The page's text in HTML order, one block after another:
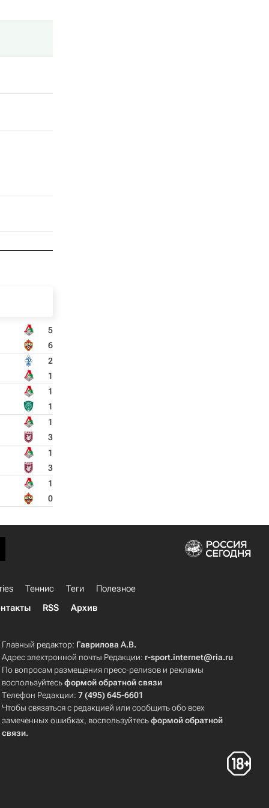
5
6
2
1
1
1
1
3
1
3
1
0
Теннис Теги
Полезное
RSS Архив
Главный редактор: Гаврилова А.В.
Адрес электронной почты Редакции: r-sport.internet@ria.ru
По вопросам размещения пресс-релизов и рекламы
воспользуйтесьформой обратной связи
Телефон Редакции:7 (495) 645-6601
Чтобы связаться с редакцией или сообщить обо всех
замеченных ошибках, воспользуйтесьформой обратной
связи.